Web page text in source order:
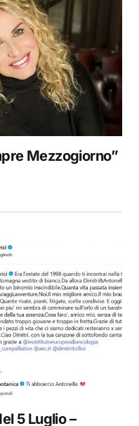
Mezzogiorno”
5 Luglio –